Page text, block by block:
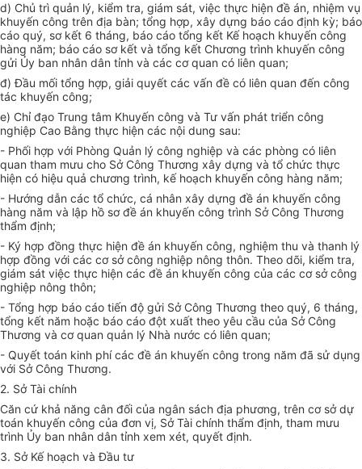
d) Chủ trì quản lý, kiểm tra, giám sát, việc thực hiện đề án, nhiệm vụ
khuyến công trên địa bàn; tổng hợp, xây dựng báo cáo định kỳ; báo
cáo quý, sơ kết 6 tháng, báo cáo tổng kết Kế hoạch khuyến công
hàng năm; báo cáo sơ kết và tổng kết Chương trình khuyến công
gửi Ủy ban nhân dân tỉnh và các cơ quan có liên quan;
đ) Đầu mối tổng hợp, giải quyết các vấn đề có liên quan đến công
tác khuyến công;
e) Chỉ đạo Trung tâm Khuyến công và Tư vấn phát triển công
nghiệp Cao Bằng thực hiện các nội dung sau:
- Phối hợp với Phòng Quản lý công nghiệp và các phòng có liên
quan tham mưu cho Sở Công Thương xây dựng và tổ chức thực
hiện có hiệu quả chương trình, kế hoạch khuyến công hàng năm;
- Hướng dẫn các tổ chức, cá nhân xây dựng đề án khuyến công
hàng năm và lập hồ sơ đề án khuyến công trình Sở Công Thương
thẩm định;
- Ký hợp đồng thực hiện đề án khuyến công, nghiệm thu và thanh lý
hợp đồng với các cơ sở công nghiệp nông thôn. Theo dõi, kiểm tra,
giám sát việc thực hiện các đề án khuyến công của các cơ sở công
nghiệp nông thôn;
- Tổng hợp báo cáo tiến độ gửi Sở Công Thương theo quý, 6 tháng,
tổng kết năm hoặc báo cáo đột xuất theo yêu cầu của Sở Công
Thương và cơ quan quản lý Nhà nước có liên quan;
- Quyết toán kinh phí các đề án khuyến công trong năm đã sử dụng
với Sở Công Thương.
2. Sở Tài chính
Căn cứ khả năng cân đối của ngân sách địa phương, trên cơ sở dự
toán khuyến công của đơn vị, Sở Tài chính thẩm định, tham mưu
trình Ủy ban nhân dân tỉnh xem xét, quyết định.
3. Sở Kế hoạch và Đầu tư